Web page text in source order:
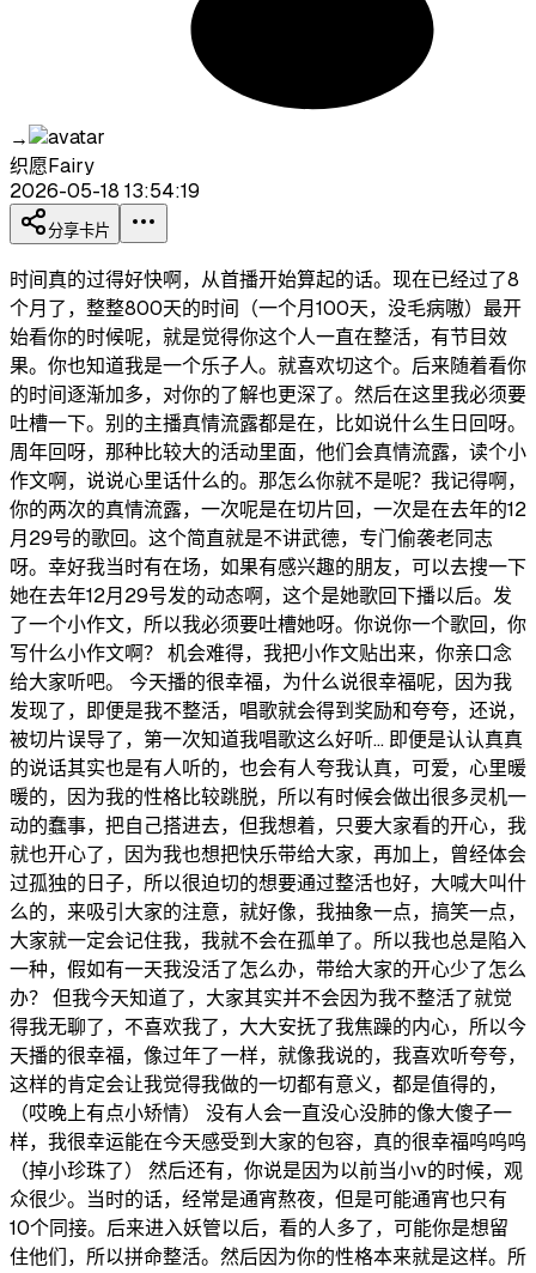
→
织愿Fairy
2026-05-18 13:54:19
分享卡片
时间真的过得好快啊，从首播开始算起的话。现在已经过了8
个月了，整整800天的时间（一个月100天，没毛病嗷）最开
始看你的时候呢，就是觉得你这个人一直在整活，有节目效
果。你也知道我是一个乐子人。就喜欢切这个。后来随着看你
的时间逐渐加多，对你的了解也更深了。然后在这里我必须要
吐槽一下。别的主播真情流露都是在，比如说什么生日回呀。
周年回呀，那种比较大的活动里面，他们会真情流露，读个小
作文啊，说说心里话什么的。那怎么你就不是呢？我记得啊，
你的两次的真情流露，一次呢是在切片回，一次是在去年的12
月29号的歌回。这个简直就是不讲武德，专门偷袭老同志
呀。幸好我当时有在场，如果有感兴趣的朋友，可以去搜一下
她在去年12月29号发的动态啊，这个是她歌回下播以后。发
了一个小作文，所以我必须要吐槽她呀。你说你一个歌回，你
写什么小作文啊？ 机会难得，我把小作文贴出来，你亲口念
给大家听吧。 今天播的很幸福，为什么说很幸福呢，因为我
发现了，即便是我不整活，唱歌就会得到奖励和夸夸，还说，
被切片误导了，第一次知道我唱歌这么好听… 即便是认认真真
的说话其实也是有人听的，也会有人夸我认真，可爱，心里暖
暖的，因为我的性格比较跳脱，所以有时候会做出很多灵机一
动的蠢事，把自己搭进去，但我想着，只要大家看的开心，我
就也开心了，因为我也想把快乐带给大家，再加上，曾经体会
过孤独的日子，所以很迫切的想要通过整活也好，大喊大叫什
么的，来吸引大家的注意，就好像，我抽象一点，搞笑一点，
大家就一定会记住我，我就不会在孤单了。所以我也总是陷入
一种，假如有一天我没活了怎么办，带给大家的开心少了怎么
办？ 但我今天知道了，大家其实并不会因为我不整活了就觉
得我无聊了，不喜欢我了，大大安抚了我焦躁的内心，所以今
天播的很幸福，像过年了一样，就像我说的，我喜欢听夸夸，
这样的肯定会让我觉得我做的一切都有意义，都是值得的，
（哎晚上有点小矫情） 没有人会一直没心没肺的像大傻子一
样，我很幸运能在今天感受到大家的包容，真的很幸福呜呜呜
（掉小珍珠了） 然后还有，你说是因为以前当小v的时候，观
众很少。当时的话，经常是通宵熬夜，但是可能通宵也只有
10个同接。后来进入妖管以后，看的人多了，可能你是想留
住他们，所以拼命整活。然后因为你的性格本来就是这样。所